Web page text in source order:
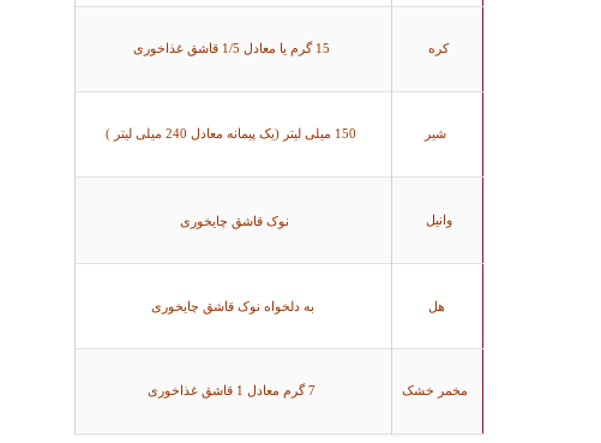
کره
شیر
وانیل نوک قاشق چایخوری
هل به دلخواه نوک قاشق چایخوری
مخمر خشک 7 گرم معادل 1 قاشق غذاخوری